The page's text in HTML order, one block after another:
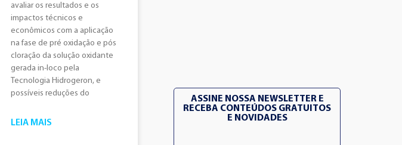
avaliar os resultados e os
impactos técnicos e
econômicos com a aplicação
na fase de pré oxidação e pós
cloração da solução oxidante
gerada in-loco pela
Tecnologia Hidrogeron, e
possíveis reduções do
LEIA MAIS
ASSINE NOSSA NEWSLETTER E
RECEBA CONTEÚDOS GRATUITOS
E NOVIDADES